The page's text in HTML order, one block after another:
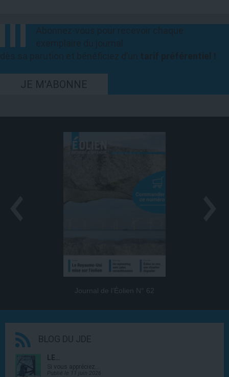
JE M'ABONNE
Journal de l’Éolien N° 62
BLOG DU JDE
LE…
Si vous appréciez…
Publié le 11 juin 2026